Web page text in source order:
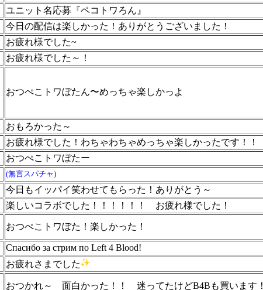
ユニット名応募『ペコトワろん』
今日の配信は楽しかった！ありがとうございました！
お疲れ様でした~
お疲れ様でした～！
おつぺこトワぼたん〜めっちゃ楽しかっよ
おもろかった～
お疲れ様でした！わちゃわちゃめっちゃ楽しかったです！！
おつぺこトワぼたー
(無言スパチャ)
今日もイッパイ笑わせてもらった！ありがとう～
楽しいコラボでした！！！！！！ お疲れ様でした！
おつぺこトワぼた！楽しかった！
Спасибо за стрим по Left 4 Blood!
お疲れさまでした
おつかれ～ 面白かった！！ 迷ってたけどB4Bも買います！